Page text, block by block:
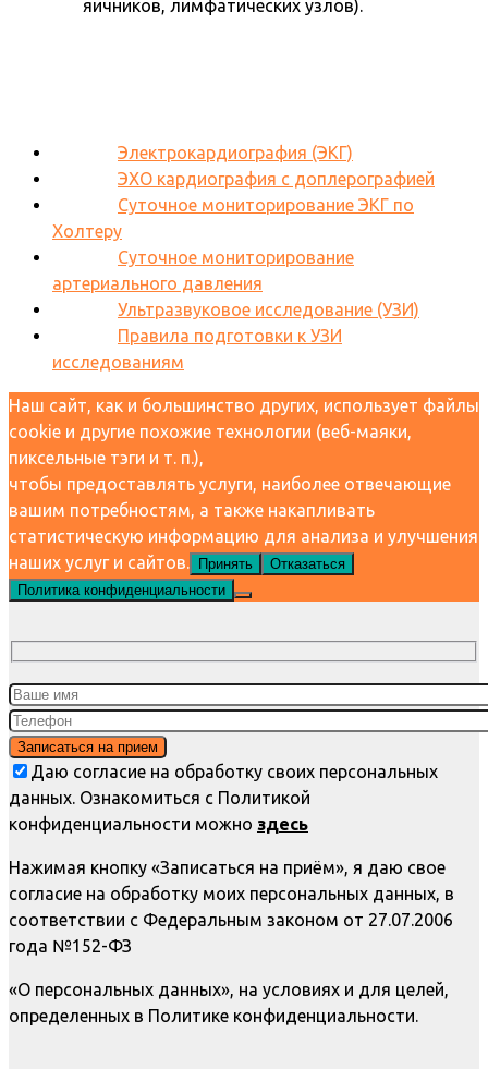
яичников, лимфатических узлов).
Электрокардиография (ЭКГ)
ЭХО кардиография с доплерографией
Суточное мониторирование ЭКГ по
Холтеру
Суточное мониторирование
артериального давления
Ультразвуковое исследование (УЗИ)
Правила подготовки к УЗИ
исследованиям
Наш сайт, как и большинство других, использует файлы
cookie и другие похожие технологии (веб-маяки,
пиксельные тэги и т. п.),
чтобы предоставлять услуги, наиболее отвечающие
вашим потребностям, а также накапливать
статистическую информацию для анализа и улучшения
наших услуг и сайтов.
Принять
Отказаться
Политика конфиденциальности
Даю согласие на обработку своих персональных
данных. Ознакомиться с Политикой
конфиденциальности можно здесь
Нажимая кнопку «Записаться на приём», я даю свое
согласие на обработку моих персональных данных, в
соответствии с Федеральным законом от 27.07.2006
года №152-ФЗ
«О персональных данных», на условиях и для целей,
определенных в Политике конфиденциальности.